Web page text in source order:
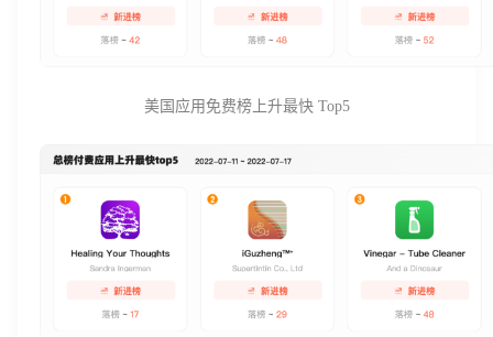
美国应用免费榜上升最快 Top5